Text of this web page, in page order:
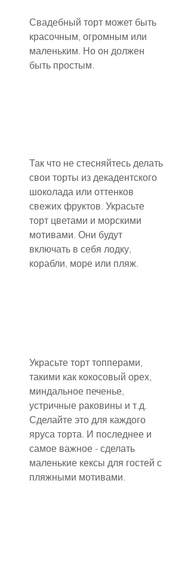
Свадебный торт может быть
красочным, огромным или
маленьким. Но он должен
быть простым.
Так что не стесняйтесь делать
свои торты из декадентского
шоколада или оттенков
свежих фруктов. Украсьте
торт цветами и морскими
мотивами. Они будут
включать в себя лодку,
корабли, море или пляж.
Украсьте торт топперами,
такими как кокосовый орех,
миндальное печенье,
устричные раковины и т.д.
Сделайте это для каждого
яруса торта. И последнее и
самое важное - сделать
маленькие кексы для гостей с
пляжными мотивами.